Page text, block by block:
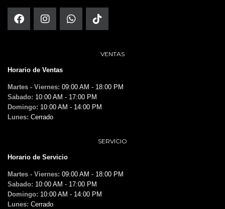
VENTAS
Horario de Ventas
Martes - Viernes: 09:00 AM - 18:00 PM
Sabado: 10:00 AM - 17:00 PM
Domingo: 10:00 AM - 14:00 PM
Lunes: Cerrado
SERVICIO
Horario de Servicio
Martes - Viernes: 09:00 AM - 18:00 PM
Sabado: 10:00 AM - 17:00 PM
Domingo: 10:00 AM - 14:00 PM
Lunes: Cerrado